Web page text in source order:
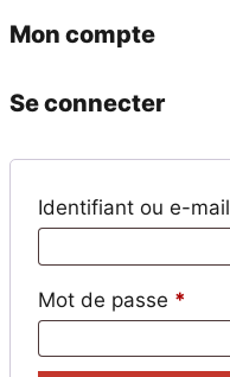
Mon compte
Se connecter
Identifiant ou e-mail
Mot de passe *